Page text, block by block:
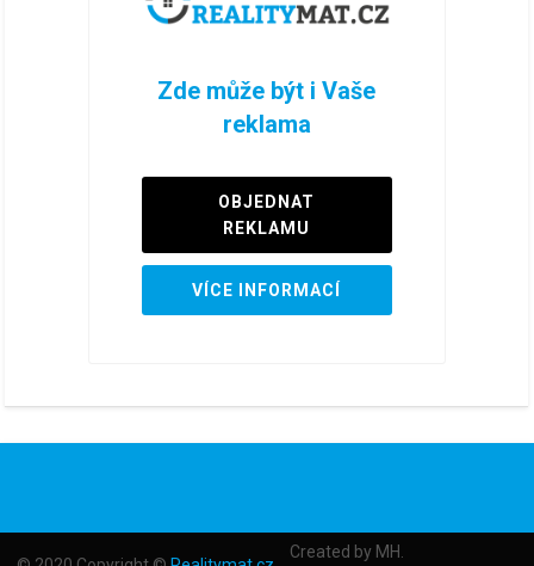
Zde může být i Vaše
reklama
OBJEDNAT
REKLAMU
VÍCE INFORMACÍ
Created by MH.